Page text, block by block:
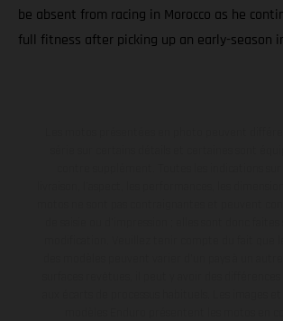
be absent from racing in Morocco as he
full fitness after picking up an early-season